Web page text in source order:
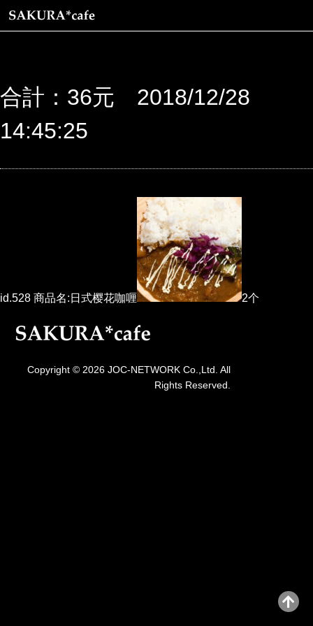
合計：36元 2018/12/28
14:45:25
id.528 商品名:日式樱花咖喱 2个
Copyright © 2026 JOC-NETWORK Co.,Ltd. All
Rights Reserved.